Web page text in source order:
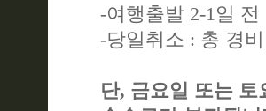
-여행출발 2-1일
-당일취소 : 총 경
단, 금요일 또는